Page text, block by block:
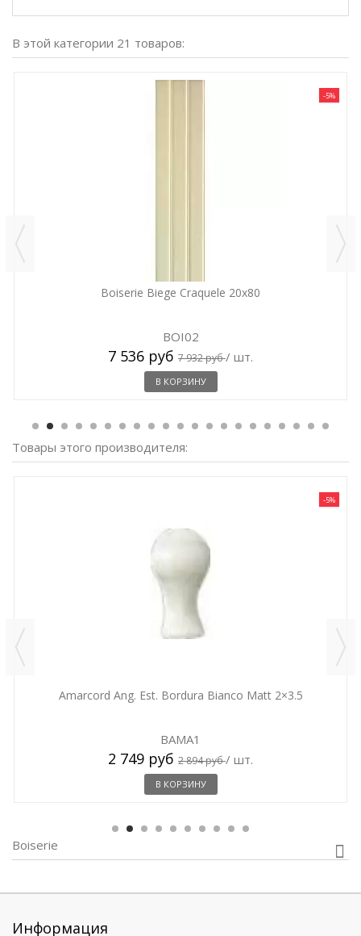
В этой категории 21 товаров:
-5%
Boiserie Biege Craquele 20x80
BOI02
7 536 руб 7 932 руб/ шт.
В КОРЗИНУ
Товары этого производителя:
-5%
Amarcord Ang. Est. Bordura Bianco Matt 2×3.5
BAMA1
2 749 руб 2 894 руб/ шт.
В КОРЗИНУ
Boiserie
Информация